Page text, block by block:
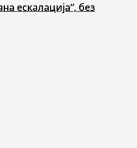
ескалација“, без